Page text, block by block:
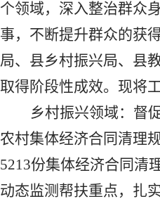
个领域，深入整治群众
事，不断提升群众的获
局、县乡村振兴局、县
取得阶段性成效。现将
乡村振兴领域： 督
农村集体经济合同清理
5213份集体经济合同清
动态监测帮扶重点，扎